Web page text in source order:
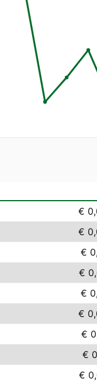
€
€
€
€
€
€
€
€
€